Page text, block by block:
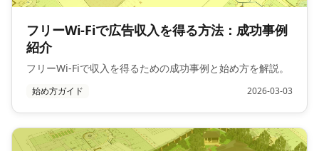
フリーWi-Fiで広告収入を得る方法：成功事例
紹介
フリーWi-Fiで収入を得るための成功事例と始め方を解説。
始め方ガイド 2026-03-03